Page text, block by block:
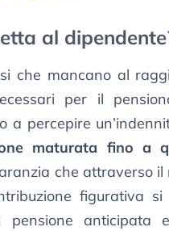
al
che mancano al
per il
a percepire
maturata fino a
che attraverso il
figurativa si
pensione anticipata